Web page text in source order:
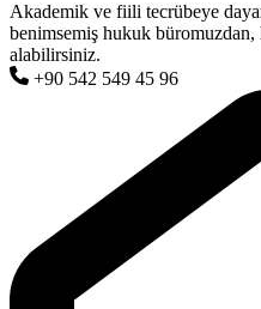
Akademik ve fiili tecrübeye
benimsemiş hukuk büromuzdan,
alabilirsiniz.
+90 542 549 45 96